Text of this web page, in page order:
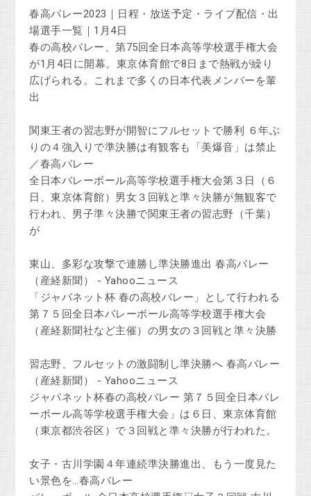
春高バレー2023｜日程・放送予定・ライブ配信・出
場選手一覧｜1月4日
春の高校バレー、第75回全日本高等学校選手権大会
が1月4日に開幕。東京体育館で8日まで熱戦が繰り
広げられる。これまで多くの日本代表メンバーを輩
出
関東王者の習志野が開智にフルセットで勝利 ６年ぶ
りの４強入りで準決勝は有観客も「美爆音」は禁止
／春高バレー
全日本バレーボール高等学校選手権大会第３日（６
日、東京体育館）男女３回戦と準々決勝が無観客で
行われ、男子準々決勝で関東王者の習志野（千葉）
が
東山、多彩な攻撃で連勝し準決勝進出 春高バレー
（産経新聞） - Yahooニュース
「ジャパネット杯 春の高校バレー」として行われる
第７５回全日本バレーボール高等学校選手権大会
（産経新聞社など主催）の男女の３回戦と準々決勝
習志野、フルセットの激闘制し準決勝へ 春高バレー
（産経新聞） - Yahooニュース
ジャパネット杯春の高校バレー 第７５回全日本バレ
ーボール高等学校選手権大会」は６日、東京体育館
（東京都渋谷区）で３回戦と準々決勝が行われた。
女子・古川学園４年連続準決勝進出、もう一度見た
い景色を…春高バレー